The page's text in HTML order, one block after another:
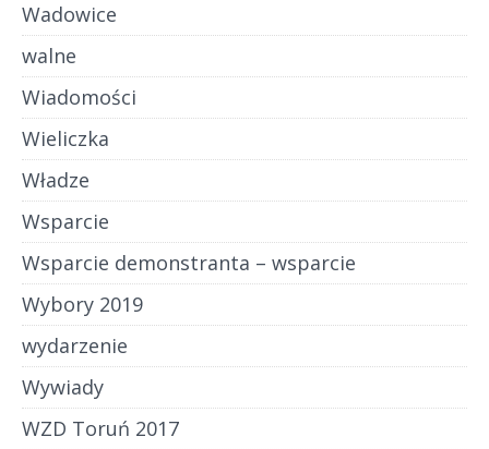
Wadowice
walne
Wiadomości
Wieliczka
Władze
Wsparcie
Wsparcie demonstranta – wsparcie
Wybory 2019
wydarzenie
Wywiady
WZD Toruń 2017